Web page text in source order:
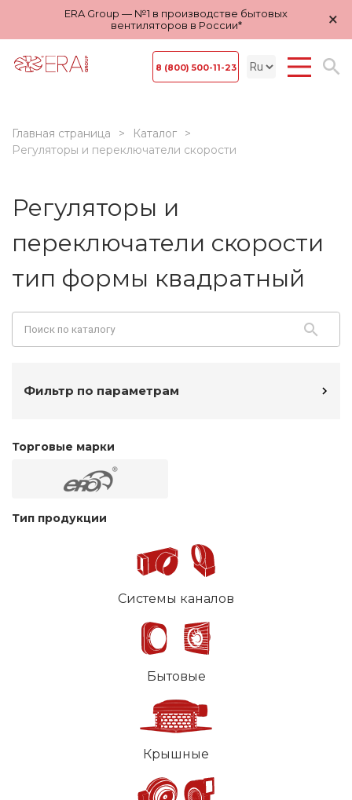
ERA Group — №1 в производстве бытовых
вентиляторов в России*
×
8 (800) 500-11-23
Главная страница
Каталог
Регуляторы и переключатели скорости
Регуляторы и
переключатели скорости
тип формы квадратный
Фильтр по параметрам
Торговые марки
Тип продукции
Системы каналов
Бытовые
Крышные